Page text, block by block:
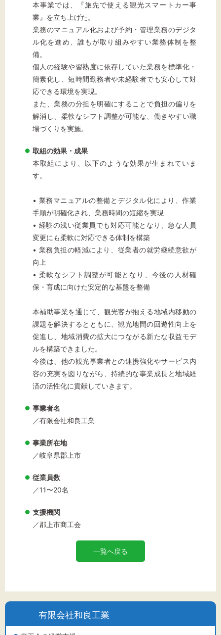
有限会社和良工業
本事業では、『旅先で使える観光スマートカー事
業』を立ち上げた。
業務のマニュアル化および予約・管理業務のデジタ
ル化を進め、誰もが取り組みやすい業務体制を整
備。
個人の経験や習熟度に依存していた業務を標準化・
簡素化し、短時間勤務者や未経験者でも安心して対
応できる環境を実現。
また、業務の分担を明確にすることで負担の偏りを
解消し、柔軟なシフト調整が可能な、働きやすい職
場づくりを実施。
取組の効果・成果
本取組により、以下のような効果が生まれていま
す。
• 業務マニュアルの整備とデジタル化により、作業
手順が明確化され、業務時間の短縮を実現
• 経験の浅い従業員でも対応可能となり、急な人員
変更にも柔軟に対応できる体制を構築
• 業務負担の軽減により、従業者の就労継続意欲が
向上
• 柔軟なシフト調整が可能となり、今後の人材確
保・育成に向けた安定的な基盤を整備
本補助事業を通じて、観光客が抱える地域内移動の
課題を解決するとともに、観光地間の回遊性向上を
促進し、地域消費の拡大につながる新たな収益モデ
ルを構築できました。
今後は、他の観光事業者との連携強化やサービス内
容の充実を図りながら、持続的な事業成長と地域経
済の活性化に貢献していきます。
事業者名
／有限会社和良工業
事業所在地
／岐阜県郡上市
従業員数
／11〜20名
支援機関
／郡上市商工会
一覧へ戻る